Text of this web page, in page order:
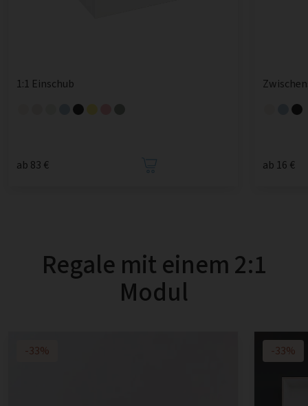
1:1 Einschub
ab 83 € ab 16 €
Regale mit einem 2:1
Modul
-33% -33%